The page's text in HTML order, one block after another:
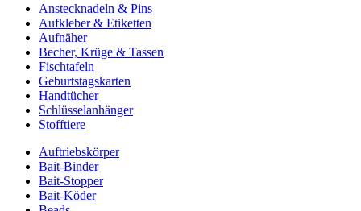
Anstecknadeln & Pins
Aufkleber & Etiketten
Aufnäher
Becher, Krüge & Tassen
Fischtafeln
Geburtstagskarten
Handtücher
Schlüsselanhänger
Stofftiere
Auftriebskörper
Bait-Binder
Bait-Stopper
Bait-Köder